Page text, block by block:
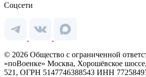
Соцсети
© 2026 Общество с ограниченной
«поВоенке» Москва, Хорошёвское
521, ОГРН 5147746388543 ИНН